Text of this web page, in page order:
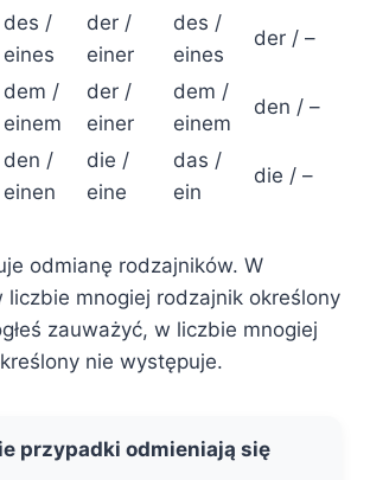
des /
eines
der /
einer
des /
eines
der / –
dem /
einem
der /
einer
dem /
einem
den / –
den /
einen
die /
eine
das /
ein
die / –
odmianę rodzajników. W
liczbie mnogiej rodzajnik określony
zauważyć, w liczbie mnogiej
nie występuje.
przypadki odmieniają się